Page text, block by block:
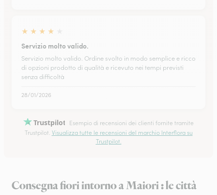
★ ★ ★ ★
Servizio molto valido.
Servizio molto valido. Ordine svolto in modo semplice e ricco
di opzioni prodotto di qualità e ricevuto nei tempi previsti
senza difficoltà
28/01/2026
Trustpilot
Esempio di recensioni dei clienti fornite tramite
Trustpilot. Visualizza tutte le recensioni del marchio Interflora su
Trustpilot.
Consegna fiori intorno a Maiori : le città